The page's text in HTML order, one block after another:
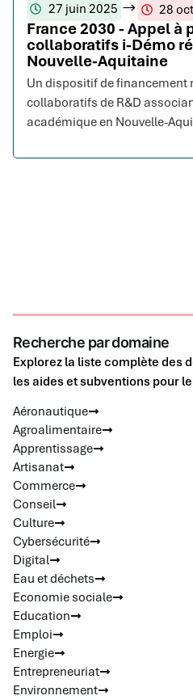
27 juin 2025 28
France 2030 - Appel à
collaboratifs i-Démo
Nouvelle-Aquitaine
Un dispositif de financement
collaboratifs de R&D
académique en Nouvelle-
Recherche par domaine
Explorez la liste complète des
les aides et subventions pour
Aéronautique
Agroalimentaire
Apprentissage
Artisanat
Commerce
Conseil
Culture
Cybersécurité
Digital
Eau et déchets
Economie sociale
Education
Emploi
Energie
Entrepreneuriat
Environnement